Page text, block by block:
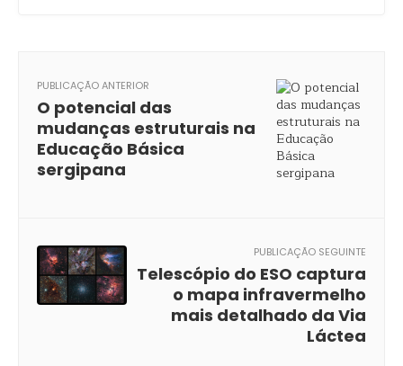
PUBLICAÇÃO ANTERIOR
O potencial das
mudanças estruturais na
Educação Básica
sergipana
PUBLICAÇÃO SEGUINTE
Telescópio do ESO captura
o mapa infravermelho
mais detalhado da Via
Láctea